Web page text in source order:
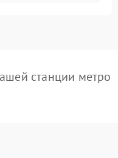
станции метро